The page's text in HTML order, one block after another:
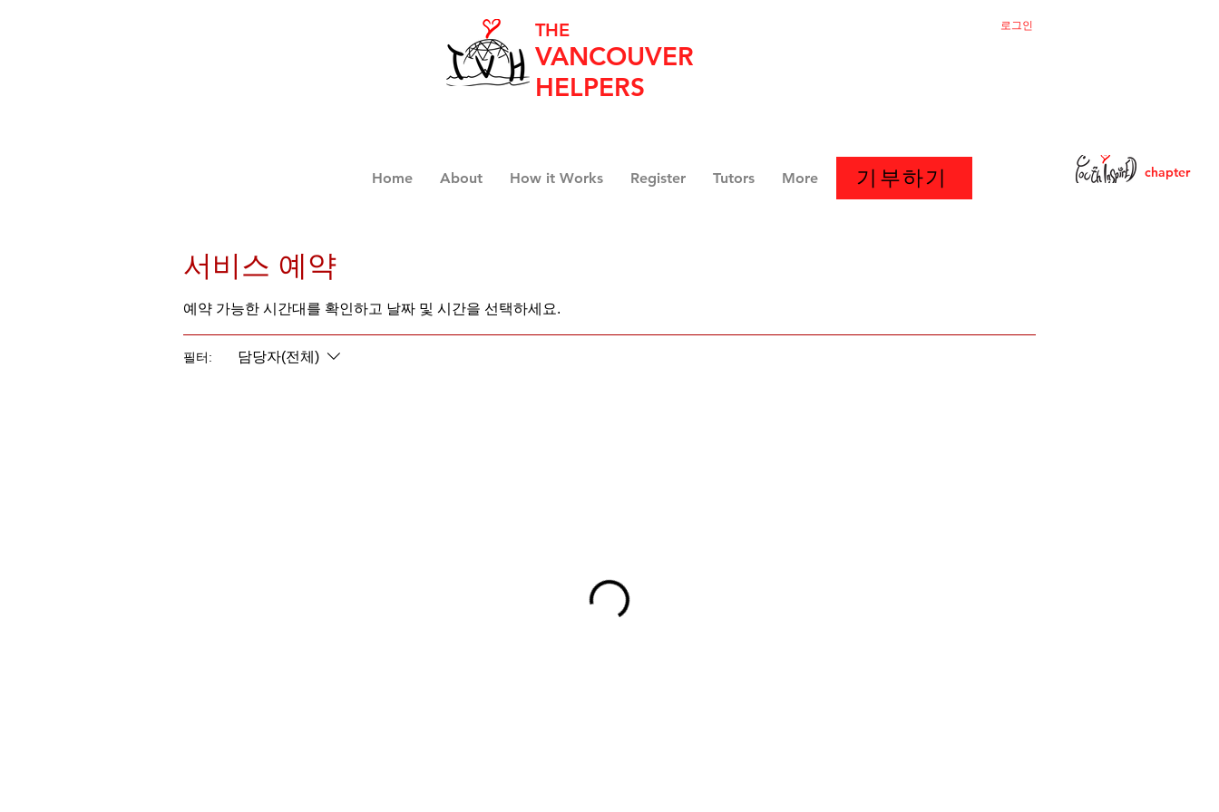
THE
VANCOUVER
HELPERS
로그인
Home About How it Works Register Tutors More 기부하기 chapter
서비스 예약
예약 가능한 시간대를 확인하고 날짜 및 시간을 선택하세요.
필터: 담당자(전체)